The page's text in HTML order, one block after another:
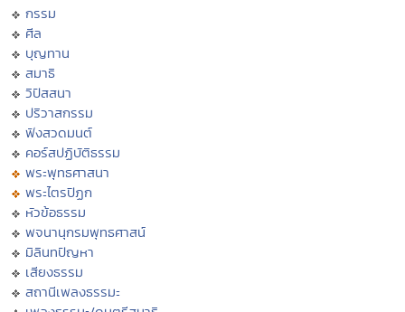
กรรม
ศีล
บุญทาน
สมาธิ
วิปัสสนา
ปริวาสกรรม
ฟังสวดมนต์
คอร์สปฏิบัติธรรม
พระพุทธศาสนา
พระไตรปิฏก
หัวข้อธรรม
พจนานุกรมพุทธศาสน์
มิลินทปัญหา
เสียงธรรม
สถานีเพลงธรรมะ